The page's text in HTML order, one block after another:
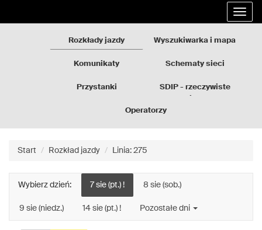
Rozkłady jazdy Wyszukiwarka i mapa
Komunikaty Schematy sieci
Przystanki
SDIP - rzeczywiste
Operatorzy
Start Rozkład jazdy Linia: 275
Wybierz dzień: 7 sie (pt.) ! 8 sie (sob.)
9 sie (niedz.) 14 sie (pt.) ! Pozostałe dni